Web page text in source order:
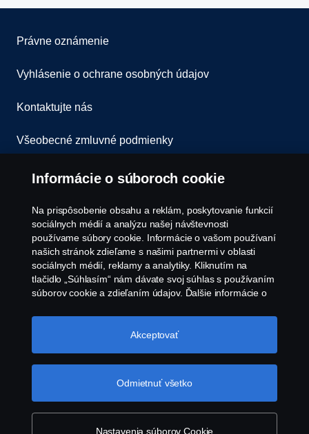
Právne oznámenie
Vyhlásenie o ochrane osobných údajov
Kontaktujte nás
Všeobecné zmluvné podmienky
Oznámenie porušenia predpisov
Zásady Cookies
Zásady používania súborov cookie spoločnosti
Scania
Scania Slovakia s.r.o., Diaľničná cesta 4570/2A,
903 01 Senec, Slovenská republika, Tel: +421 2
482 08 311
Informácie o súboroch cookie
Na prispôsobenie obsahu a reklám, poskytovanie funkcií
sociálnych médií a analýzu našej návštevnosti
používame súbory cookie. Informácie o vašom používaní
našich stránok zdieľame s našimi partnermi v oblasti
sociálnych médií, reklamy a analytiky. Kliknutím na
tlačidlo „Súhlasím“ nám dávate svoj súhlas s používaním
súborov cookie a zdieľaním údajov. Ďalšie informácie o
o súboroch cookie, ktorú nájdete kliknutím na odkaz za
týmto textom. Svoje súbory cookie môžete spravovať tiež
Nastavenia súborov Cookie
Odmietnuť všetko
Akceptovať